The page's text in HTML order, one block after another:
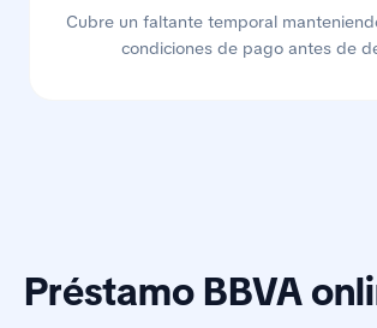
Cubre un faltante temporal
condiciones de pago antes de
Préstamo BBVA